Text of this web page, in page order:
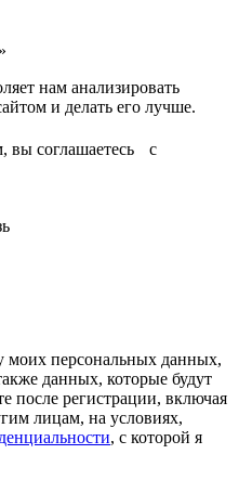
нам анализировать
и делать его лучше.
вы соглашаетесь с
моих персональных данных,
данных, которые будут
после регистрации, включая
лицам, на условиях,
, с которой я